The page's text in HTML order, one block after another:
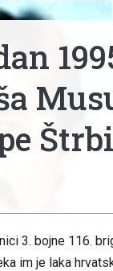
3. bojne 116.
im je laka